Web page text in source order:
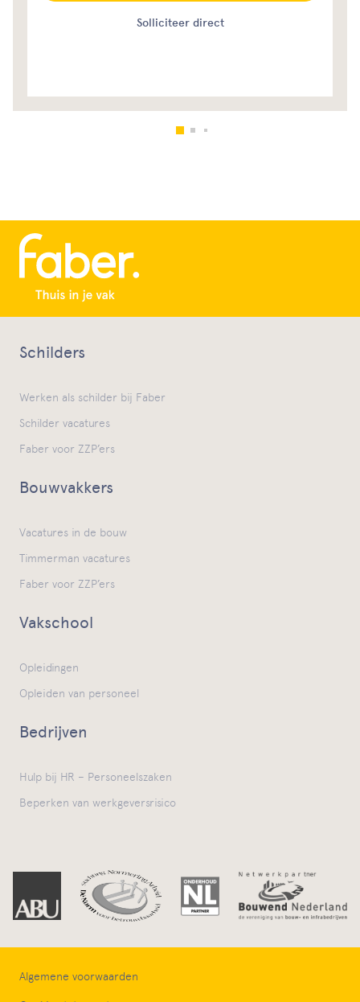
Solliciteer direct
Schilders
Werken als schilder bij Faber
Schilder vacatures
Faber voor ZZP’ers
Bouwvakkers
Vacatures in de bouw
Timmerman vacatures
Faber voor ZZP’ers
Vakschool
Opleidingen
Opleiden van personeel
Bedrijven
Hulp bij HR – Personeelszaken
Beperken van werkgeversrisico
Algemene voorwaarden